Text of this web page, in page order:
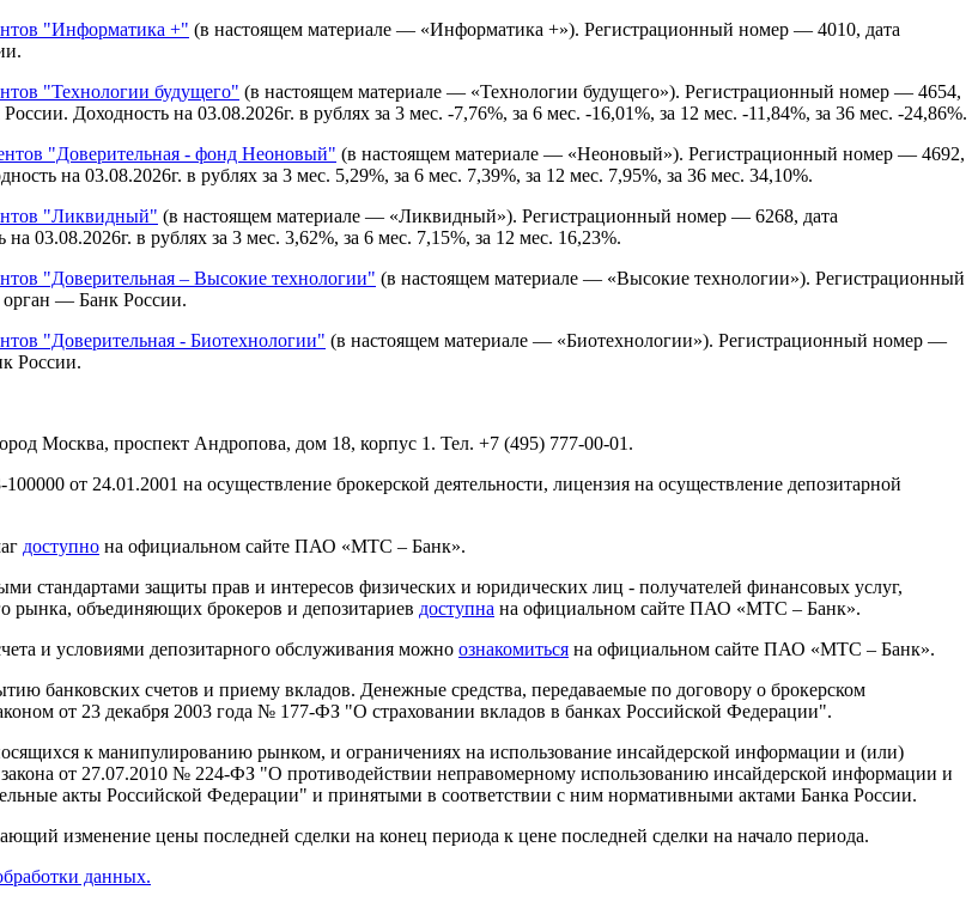
"Информатика +" (в настоящем материале — «Информатика +»). Регистрационный номер — 4010, дата
"Технологии будущего" (в настоящем материале — «Технологии будущего»). Регистрационный номер — 4654,
Доходность на 03.08.2026г. в рублях за 3 мес. -7,76%, за 6 мес. -16,01%, за 12 мес. -11,84%, за 36 мес. -24,86%.
"Доверительная - фонд Неоновый" (в настоящем материале — «Неоновый»). Регистрационный номер — 4692,
на 03.08.2026г. в рублях за 3 мес. 5,29%, за 6 мес. 7,39%, за 12 мес. 7,95%, за 36 мес. 34,10%.
"Ликвидный" (в настоящем материале — «Ликвидный»). Регистрационный номер — 6268, дата
в рублях за 3 мес. 3,62%, за 6 мес. 7,15%, за 12 мес. 16,23%.
"Доверительная – Высокие технологии" (в настоящем материале — «Высокие технологии»). Регистрационный
— Банк России.
"Доверительная - Биотехнологии" (в настоящем материале — «Биотехнологии»). Регистрационный номер —
России.
Москва, проспект Андропова, дом 18, корпус 1. Тел. +7 (495) 777-00-01.
от 24.01.2001 на осуществление брокерской деятельности, лицензия на осуществление депозитарной
доступно на официальном сайте ПАО «МТС – Банк».
стандартами защиты прав и интересов физических и юридических лиц - получателей финансовых услуг,
рынка, объединяющих брокеров и депозитариев доступна на официальном сайте ПАО «МТС – Банк».
и условиями депозитарного обслуживания можно ознакомиться на официальном сайте ПАО «МТС – Банк».
банковских счетов и приему вкладов. Денежные средства, передаваемые по договору о брокерском
от 23 декабря 2003 года № 177-ФЗ "О страховании вкладов в банках Российской Федерации".
к манипулированию рынком, и ограничениях на использование инсайдерской информации и (или)
от 27.07.2010 № 224-ФЗ "О противодействии неправомерному использованию инсайдерской информации и
акты Российской Федерации" и принятыми в соответствии с ним нормативными актами Банка России.
изменение цены последней сделки на конец периода к цене последней сделки на начало периода.
данных.